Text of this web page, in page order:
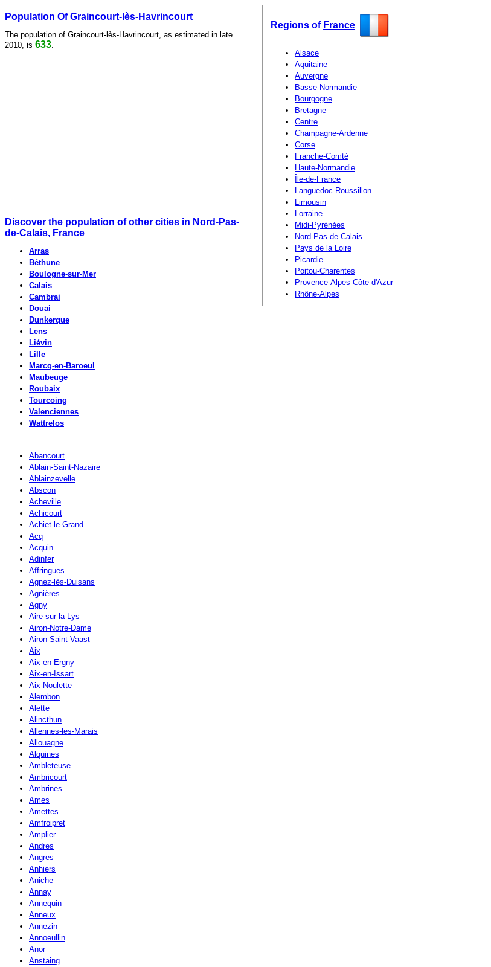
Population Of Graincourt-lès-Havrincourt
The population of Graincourt-lès-Havrincourt, as estimated in late
2010, is 633
Discover the population of other cities in Nord-Pas-
de-Calais, France
Arras
Béthune
Boulogne-sur-Mer
Calais
Cambrai
Douai
Dunkerque
Lens
Liévin
Lille
Marcq-en-Baroeul
Maubeuge
Roubaix
Tourcoing
Valenciennes
Wattrelos
Abancourt
Ablain-Saint-Nazaire
Ablainzevelle
Abscon
Acheville
Achicourt
Achiet-le-Grand
Acq
Acquin
Adinfer
Affringues
Agnez-lès-Duisans
Agnières
Agny
Aire-sur-la-Lys
Airon-Notre-Dame
Airon-Saint-Vaast
Aix
Aix-en-Ergny
Aix-en-Issart
Aix-Noulette
Alembon
Alette
Alincthun
Allennes-les-Marais
Allouagne
Alquines
Ambleteuse
Ambricourt
Ambrines
Ames
Amettes
Amfroipret
Amplier
Andres
Angres
Anhiers
Aniche
Annay
Annequin
Anneux
Annezin
Annoeullin
Anor
Anstaing
Regions of France
Alsace
Aquitaine
Auvergne
Basse-Normandie
Bourgogne
Bretagne
Centre
Champagne-Ardenne
Corse
Franche-Comté
Haute-Normandie
Île-de-France
Languedoc-Roussillon
Limousin
Lorraine
Midi-Pyrénées
Nord-Pas-de-Calais
Pays de la Loire
Picardie
Poitou-Charentes
Provence-Alpes-Côte d'Azur
Rhône-Alpes